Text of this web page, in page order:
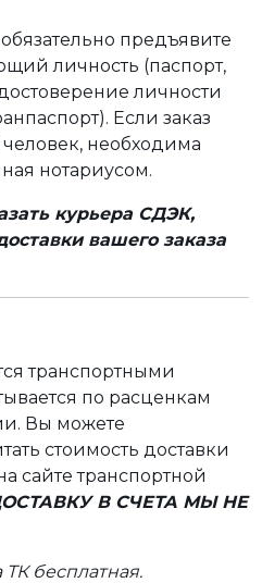
предъявите
личность (паспорт,
личности
Если заказ
необходима
нотариусом.
курьера СДЭК,
вашего заказа
транспортными
по расценкам
Вы можете
стоимость доставки
сайте транспортной
В СЧЕТА МЫ НЕ
бесплатная.